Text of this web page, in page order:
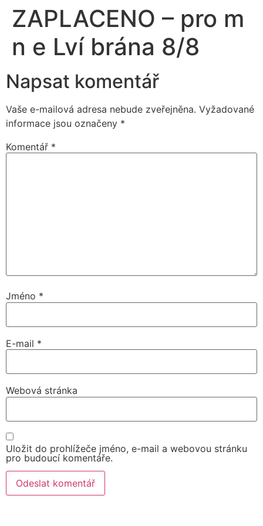
ZAPLACENO – pro m
n e Lví brána 8/8
Napsat komentář
Vaše e-mailová adresa nebude zveřejněna. Vyžadované
informace jsou označeny *
Komentář *
Jméno *
E-mail *
Webová stránka
Uložit do prohlížeče jméno, e-mail a webovou stránku
pro budoucí komentáře.